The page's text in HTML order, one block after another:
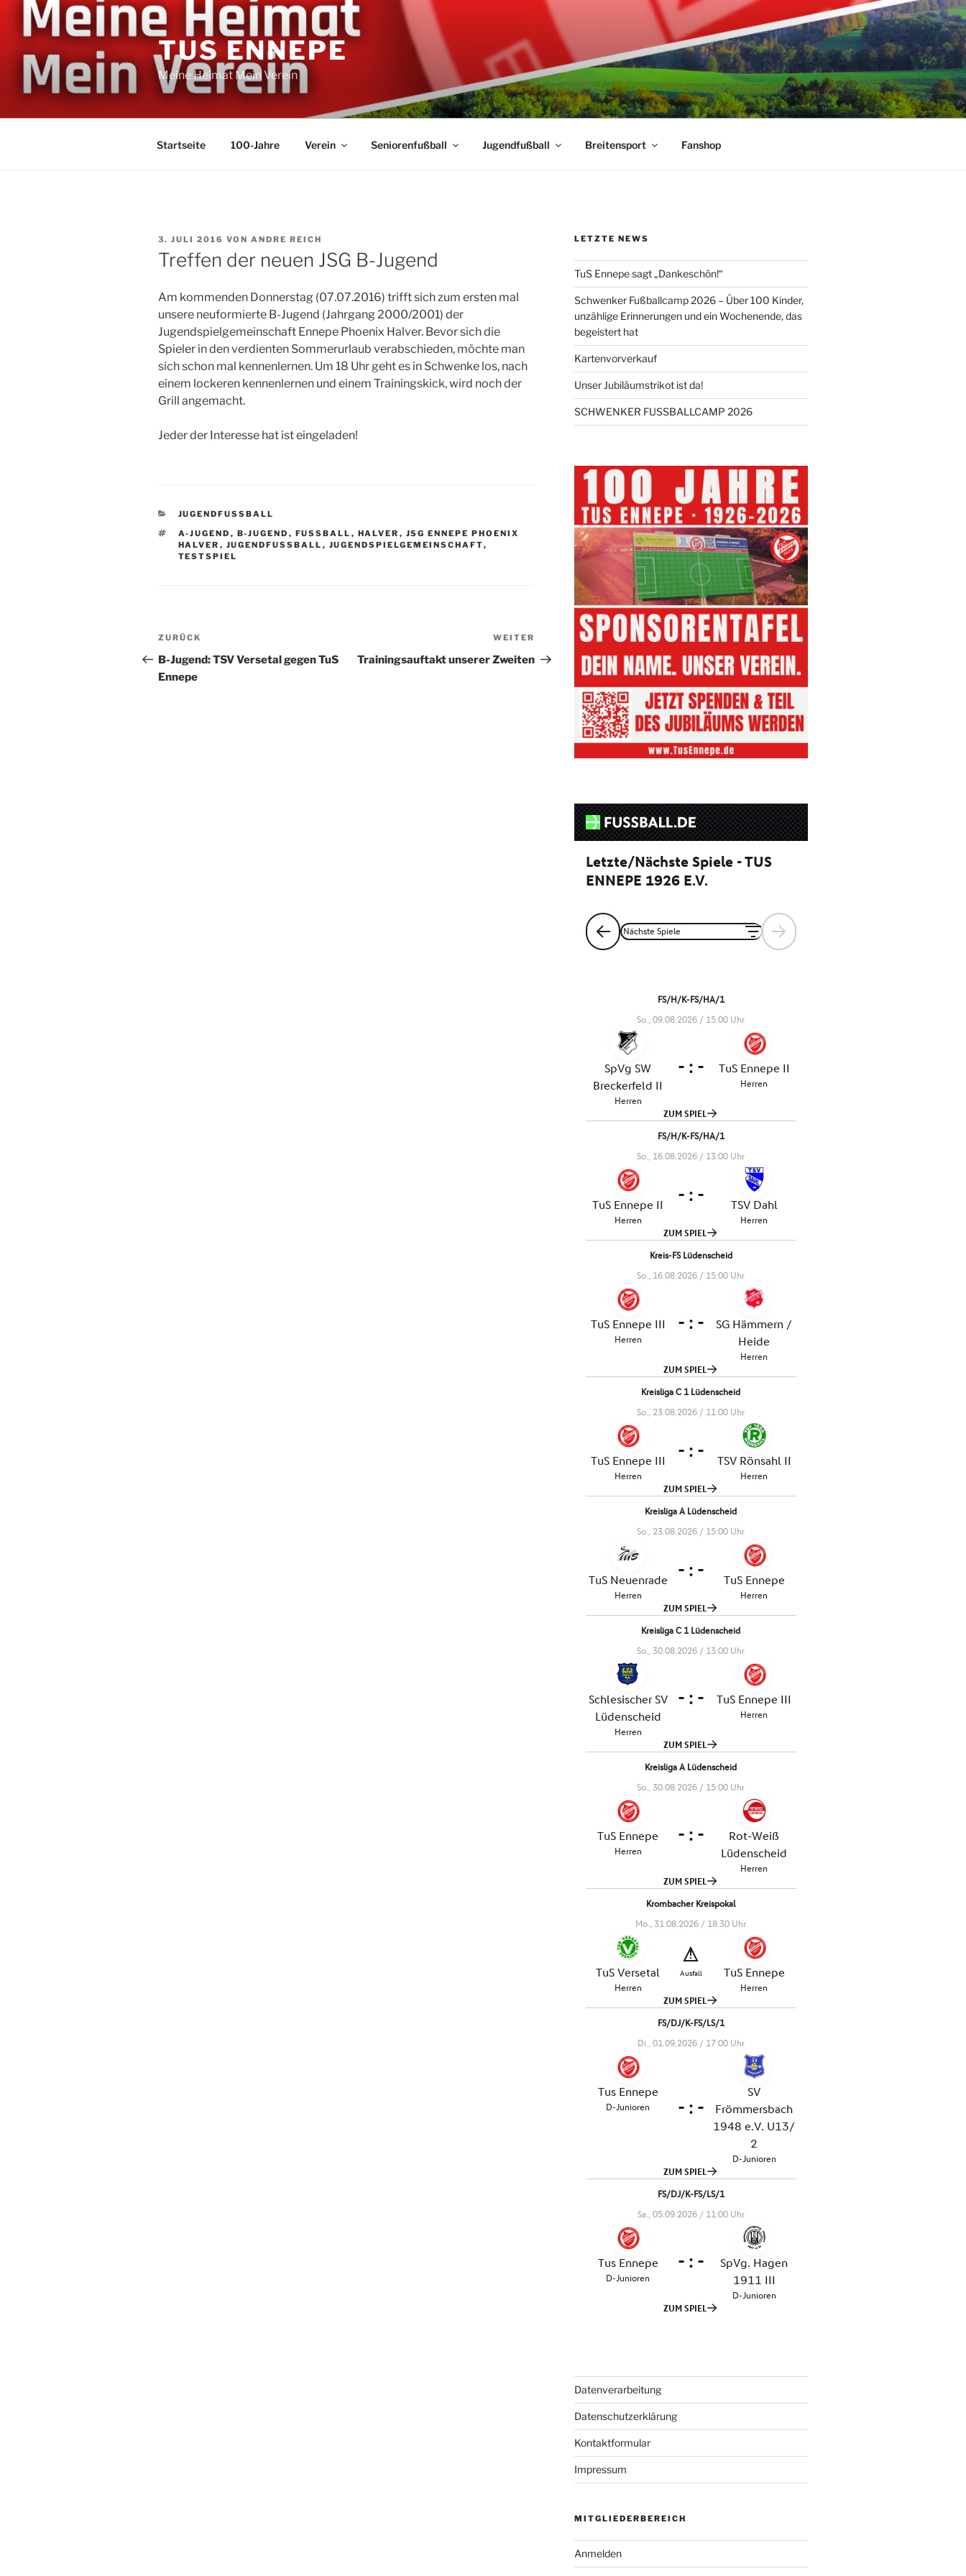
Zum
TUS ENNEPE
Meine Heimat Mein Verein
Startseite 100-Jahre Verein Seniorenfußball Jugendfußball Breitensport Fanshop
VERÖFFENTLICHT
AM
3. JULI 2016 VON ANDRE REICH
Treffen der neuen JSG B-Jugend
Am kommenden Donnerstag (07.07.2016) trifft sich zum ersten mal
unsere neuformierte B-Jugend (Jahrgang 2000/2001) der
Jugendspielgemeinschaft Ennepe Phoenix Halver. Bevor sich die
Spieler in den verdienten Sommerurlaub verabschieden, möchte man
sich schon mal kennenlernen. Um 18 Uhr geht es in Schwenke los, nach
einem lockeren kennenlernen und einem Trainingskick, wird noch der
Grill angemacht.
Jeder der Interesse hat ist eingeladen!
KATEGORIEN
JUGENDFUSSBALL
SCHLAGWÖRTER
A-JUGEND , B-JUGEND , FUSSBALL , HALVER , JSG ENNEPE PHOENIX
HALVER , JUGENDFUSSBALL , JUGENDSPIELGEMEINSCHAFT,
TESTSPIEL
Beitragsnavigation
Vorheriger
Beitrag
ZURÜCK
B-Jugend: TSV Versetal gegen TuS
Ennepe
Nächster
Beitrag
WEITER
Trainingsauftakt unserer Zweiten
LETZTE NEWS
TuS Ennepe sagt „Dankeschön!“
Schwenker Fußballcamp 2026 – Über 100 Kinder,
unzählige Erinnerungen und ein Wochenende, das
begeistert hat
Kartenvorverkauf
Unser Jubiläumstrikot ist da!
SCHWENKER FUSSBALLCAMP 2026
Datenverarbeitung
Datenschutzerklärung
Kontaktformular
Impressum
MITGLIEDERBEREICH
Anmelden